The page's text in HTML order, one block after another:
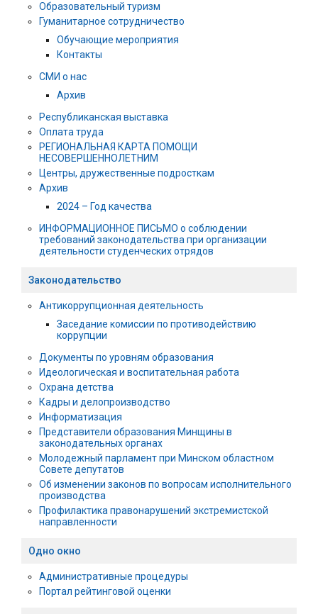
Образовательный туризм
Гуманитарное сотрудничество
Обучающие мероприятия
Контакты
СМИ о нас
Архив
Республиканская выставка
Оплата труда
РЕГИОНАЛЬНАЯ КАРТА ПОМОЩИ
НЕСОВЕРШЕННОЛЕТНИМ
Центры, дружественные подросткам
Архив
2024 – Год качества
ИНФОРМАЦИОННОЕ ПИСЬМО о соблюдении
требований законодательства при организации
деятельности студенческих отрядов
Законодательство
Антикоррупционная деятельность
Заседание комиссии по противодействию
коррупции
Документы по уровням образования
Идеологическая и воспитательная работа
Охрана детства
Кадры и делопроизводство
Информатизация
Представители образования Минщины в
законодательных органах
Молодежный парламент при Минском областном
Совете депутатов
Об изменении законов по вопросам исполнительного
производства
Профилактика правонарушений экстремистской
направленности
Одно окно
Административные процедуры
Портал рейтинговой оценки